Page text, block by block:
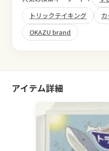
トリックテイキング
OKAZU brand
アイテム詳細